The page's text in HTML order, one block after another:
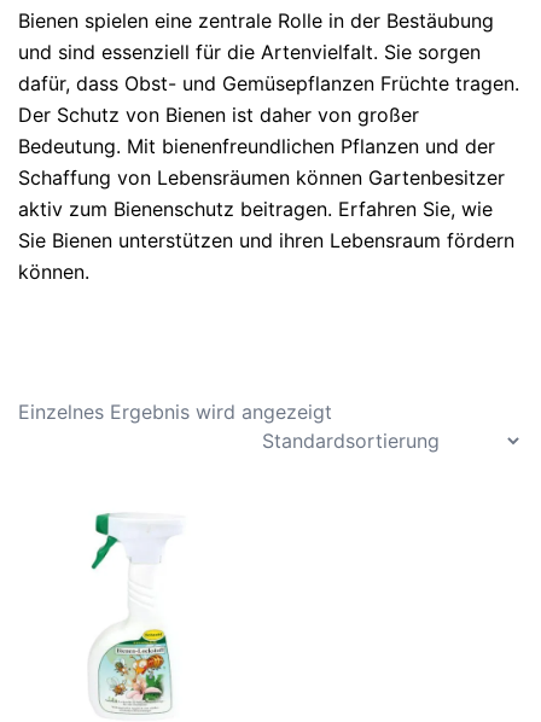
Bienen spielen eine zentrale Rolle in der Bestäubung
und sind essenziell für die Artenvielfalt. Sie sorgen
dafür, dass Obst- und Gemüsepflanzen Früchte tragen.
Der Schutz von Bienen ist daher von großer
Bedeutung. Mit bienenfreundlichen Pflanzen und der
Schaffung von Lebensräumen können Gartenbesitzer
aktiv zum Bienenschutz beitragen. Erfahren Sie, wie
Sie Bienen unterstützen und ihren Lebensraum fördern
können.
Einzelnes Ergebnis wird angezeigt